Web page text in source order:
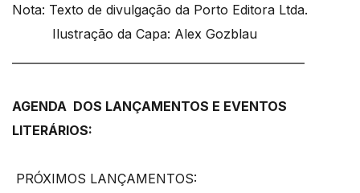
Nota: Texto de divulgação da Porto Editora Ltda.
Ilustração da Capa: Alex Gozblau
AGENDA DOS LANÇAMENTOS E EVENTOS
LITERÁRIOS:
PRÓXIMOS LANÇAMENTOS: